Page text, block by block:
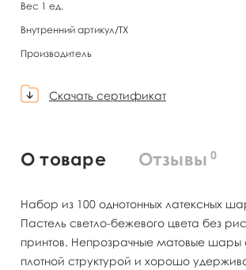
Вес 1 ед.
Внутренний артикул/TX
Производитель
Скачать сертификат
О товаре Отзывы 0
Набор из 100 однотонных латексных
Пастель светло-бежевого цвета без
принтов. Непрозрачные матовые шары
плотной структурой и хорошо